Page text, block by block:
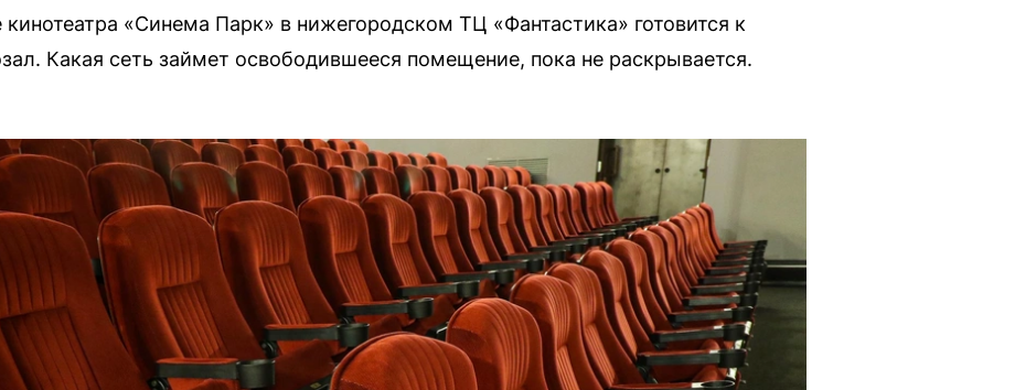
«Синема Парк» в нижегородском ТЦ «Фантастика» готовится к
Какая сеть займет освободившееся помещение, пока не раскрывается.